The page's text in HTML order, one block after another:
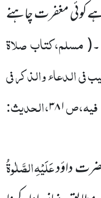
ہے کوئی مغفرت چاہنے
(مسلم،کتاب صلاۃ
فی الدعاء والذکر فی
۳۸۱،الحدیث:
داؤدعَلَیْہِالصَّلٰوۃُ